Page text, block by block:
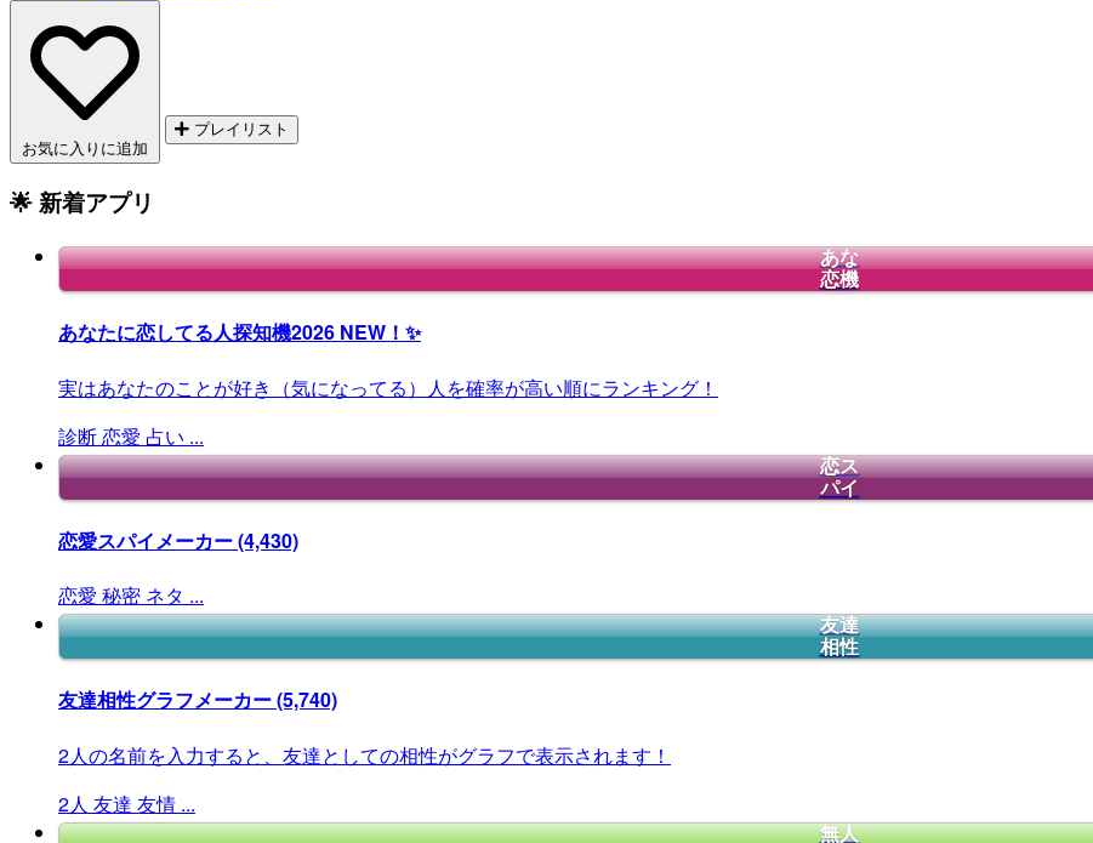
お気に入りに追加
プレイリスト
🌟 新着アプリ
あな
恋機
あなたに恋してる人探知機2026 NEW！✨
実はあなたのことが好き（気になってる）人を確率が高い順にランキング！
診断恋愛 占い ...
恋ス
パイ
恋愛スパイメーカー(4,430)
恋愛 秘密 ネタ ...
友達
相性
友達相性グラフメーカー(5,740)
2人の名前を入力すると、友達としての相性がグラフで表示されます！
2人 友達 友情 ...
無人